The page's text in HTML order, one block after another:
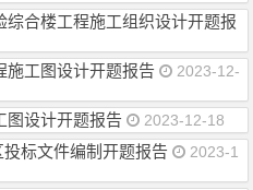
综合楼工程施工组织设计开题报
施工图设计开题报告
2023-12-
图设计开题报告
2023-12-18
标文件编制开题报告
2023-1